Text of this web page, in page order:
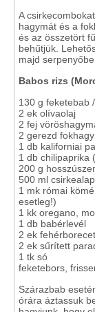
A
hagymát és a
és az összetört
behűtjük.
majd
Babos rizs
130 g feketebab
2 ek olívaolaj
2 fej
2 gerezd
1 db kaliforniai
1 db chilipaprika
200 g
500 ml
1 mk római
esetleg!)
1 kk oregano,
1 db babérlevél
2 ek fehérborecet
2 ek sűrített
1 tk só
feketebors,
Szárazbab
órára áztassuk